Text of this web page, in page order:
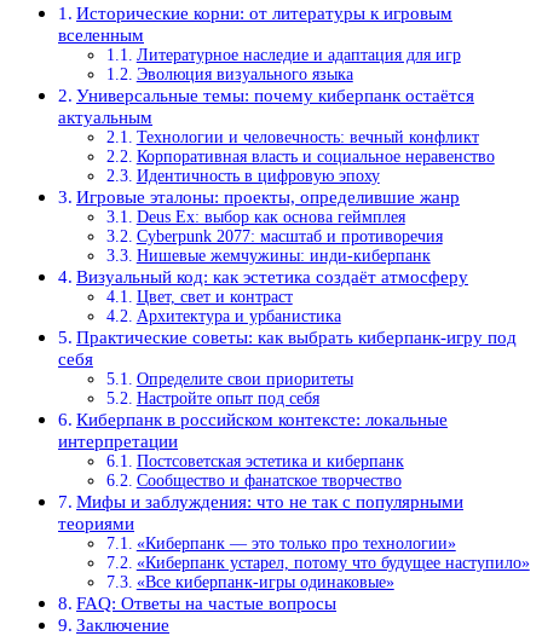
Исторические корни: от литературы к игровым
вселенным
Литературное наследие и адаптация для игр
Эволюция визуального языка
Универсальные темы: почему киберпанк остаётся
актуальным
Технологии и человечность: вечный конфликт
Корпоративная власть и социальное неравенство
Идентичность в цифровую эпоху
Игровые эталоны: проекты, определившие жанр
Deus Ex: выбор как основа геймплея
Cyberpunk 2077: масштаб и противоречия
Нишевые жемчужины: инди-киберпанк
Визуальный код: как эстетика создаёт атмосферу
Цвет, свет и контраст
Архитектура и урбанистика
Практические советы: как выбрать киберпанк-игру под
себя
Определите свои приоритеты
Настройте опыт под себя
Киберпанк в российском контексте: локальные
интерпретации
Постсоветская эстетика и киберпанк
Сообщество и фанатское творчество
Мифы и заблуждения: что не так с популярными
теориями
«Киберпанк — это только про технологии»
«Киберпанк устарел, потому что будущее наступило»
«Все киберпанк-игры одинаковые»
FAQ: Ответы на частые вопросы
Заключение